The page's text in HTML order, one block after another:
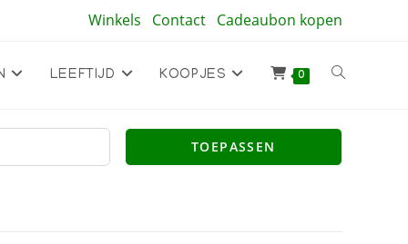
Winkels Contact Cadeaubon kopen
LEEFTIJD KOOPJES 0 Toggle
TOEPASSEN